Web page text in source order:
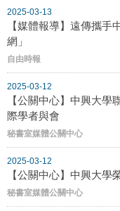
2025-03-13
【媒體報導】遠傳攜
網」
自由時報
2025-03-12
【公關中心】中興大
際學者與會
秘書室媒體公關中心
2025-03-12
【公關中心】中興大學
秘書室媒體公關中心